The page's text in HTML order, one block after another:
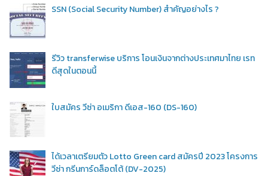
SSN (Social Security Number) สำคัญอย่างไร ?
รีวิว transferwise บริการ โอนเงินจากต่างประเทศมาไทย เรท
ดีสุดในตอนนี้
ใบสมัคร วีซ่า อเมริกา ดีเอส-160 (DS-160)
ได้เวลาเตรียมตัว Lotto Green card สมัครปี 2023 โครงการ
วีซ่า กรีนการ์ดล็อตโต้ (DV-2025)